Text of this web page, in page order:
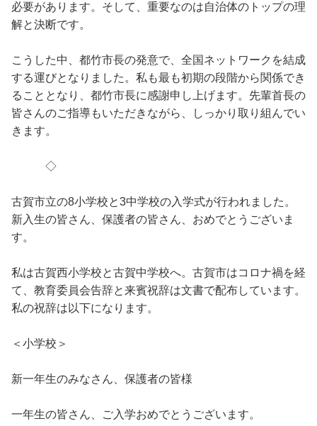
必要があります。そして、重要なのは自治体のトップの理
解と決断です。
こうした中、都竹市長の発意で、全国ネットワークを結成
する運びとなりました。私も最も初期の段階から関係でき
ることとなり、都竹市長に感謝申し上げます。先輩首長の
皆さんのご指導もいただきながら、しっかり取り組んでい
きます。
◇
古賀市立の8小学校と3中学校の入学式が行われました。
新入生の皆さん、保護者の皆さん、おめでとうございま
す。
私は古賀西小学校と古賀中学校へ。古賀市はコロナ禍を経
て、教育委員会告辞と来賓祝辞は文書で配布しています。
私の祝辞は以下になります。
＜小学校＞
新一年生のみなさん、保護者の皆様
一年生の皆さん、ご入学おめでとうございます。